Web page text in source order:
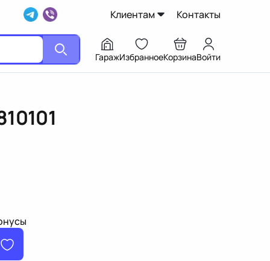
Клиентам Контакты
ГаражИзбранноеКорзинаВойти